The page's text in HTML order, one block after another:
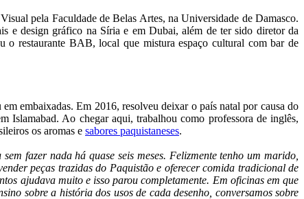
pela Faculdade de Belas Artes, na Universidade de Damasco.
e design gráfico na Síria e em Dubai, além de ter sido diretor da
restaurante BAB, local que mistura espaço cultural com bar de
embaixadas. Em 2016, resolveu deixar o país natal por causa do
Islamabad. Ao chegar aqui, trabalhou como professora de inglês,
os aromas e sabores paquistaneses.
fazer nada há quase seis meses. Felizmente tenho um marido,
peças trazidas do Paquistão e oferecer comida tradicional de
ajudava muito e isso parou completamente. Em oficinas em que
sobre a história dos usos de cada desenho, conversamos sobre